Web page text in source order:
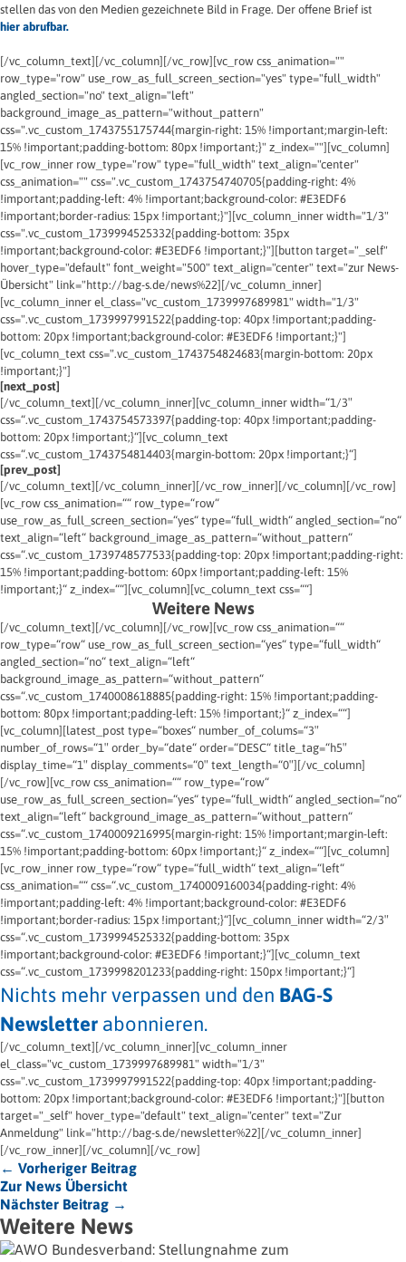
stellen das von den Medien gezeichnete Bild in Frage. Der offene Brief ist
hier abrufbar.
[/vc_column_text][/vc_column][/vc_row][vc_row css_animation=""
row_type="row" use_row_as_full_screen_section="yes" type="full_width"
angled_section="no" text_align="left"
background_image_as_pattern="without_pattern"
css=".vc_custom_1743755175744{margin-right: 15% !important;margin-left:
15% !important;padding-bottom: 80px !important;}" z_index=""][vc_column]
[vc_row_inner row_type="row" type="full_width" text_align="center"
css_animation="" css=".vc_custom_1743754740705{padding-right: 4%
!important;padding-left: 4% !important;background-color: #E3EDF6
!important;border-radius: 15px !important;}"][vc_column_inner width="1/3"
css=".vc_custom_1739994525332{padding-bottom: 35px
!important;background-color: #E3EDF6 !important;}"][button target="_self"
hover_type="default" font_weight="500" text_align="center" text="zur News-
Übersicht" link="http://bag-s.de/news%22][/vc_column_inner]
[vc_column_inner el_class="vc_custom_1739997689981" width="1/3"
css=".vc_custom_1739997991522{padding-top: 40px !important;padding-
bottom: 20px !important;background-color: #E3EDF6 !important;}"]
[vc_column_text css=".vc_custom_1743754824683{margin-bottom: 20px
!important;}"]
[next_post]
[/vc_column_text][/vc_column_inner][vc_column_inner width=“1/3″
css=“.vc_custom_1743754573397{padding-top: 40px !important;padding-
bottom: 20px !important;}“][vc_column_text
css=“.vc_custom_1743754814403{margin-bottom: 20px !important;}“]
[prev_post]
[/vc_column_text][/vc_column_inner][/vc_row_inner][/vc_column][/vc_row]
[vc_row css_animation=““ row_type=“row“
use_row_as_full_screen_section=“yes“ type=“full_width“ angled_section=“no“
text_align=“left“ background_image_as_pattern=“without_pattern“
css=“.vc_custom_1739748577533{padding-top: 20px !important;padding-right:
15% !important;padding-bottom: 60px !important;padding-left: 15%
!important;}“ z_index=““][vc_column][vc_column_text css=““]
Weitere News
[/vc_column_text][/vc_column][/vc_row][vc_row css_animation=““
row_type=“row“ use_row_as_full_screen_section=“yes“ type=“full_width“
angled_section=“no“ text_align=“left“
background_image_as_pattern=“without_pattern“
css=“.vc_custom_1740008618885{padding-right: 15% !important;padding-
bottom: 80px !important;padding-left: 15% !important;}“ z_index=““]
[vc_column][latest_post type=“boxes“ number_of_colums=“3″
number_of_rows=“1″ order_by=“date“ order=“DESC“ title_tag=“h5″
display_time=“1″ display_comments=“0″ text_length=“0″][/vc_column]
[/vc_row][vc_row css_animation=““ row_type=“row“
use_row_as_full_screen_section=“yes“ type=“full_width“ angled_section=“no“
text_align=“left“ background_image_as_pattern=“without_pattern“
css=“.vc_custom_1740009216995{margin-right: 15% !important;margin-left:
15% !important;padding-bottom: 60px !important;}“ z_index=““][vc_column]
[vc_row_inner row_type=“row“ type=“full_width“ text_align=“left“
css_animation=““ css=“.vc_custom_1740009160034{padding-right: 4%
!important;padding-left: 4% !important;background-color: #E3EDF6
!important;border-radius: 15px !important;}“][vc_column_inner width=“2/3″
css=“.vc_custom_1739994525332{padding-bottom: 35px
!important;background-color: #E3EDF6 !important;}“][vc_column_text
css=“.vc_custom_1739998201233{padding-right: 150px !important;}“]
Nichts mehr verpassen und den BAG-S
Newsletter abonnieren.
[/vc_column_text][/vc_column_inner][vc_column_inner
el_class="vc_custom_1739997689981" width="1/3"
css=".vc_custom_1739997991522{padding-top: 40px !important;padding-
bottom: 20px !important;background-color: #E3EDF6 !important;}"][button
target="_self" hover_type="default" text_align="center" text="Zur
Anmeldung" link="http://bag-s.de/newsletter%22][/vc_column_inner]
[/vc_row_inner][/vc_column][/vc_row]
← Vorheriger Beitrag
Zur News Übersicht
Nächster Beitrag →
Weitere News